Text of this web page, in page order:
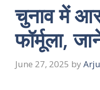
चुनाव में
फॉर्मूला,
June 27, 2025 by